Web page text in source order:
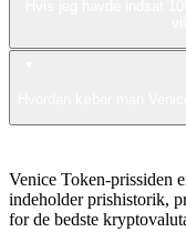
Venice Token-prissiden
indeholder prishistorik,
for de bedste